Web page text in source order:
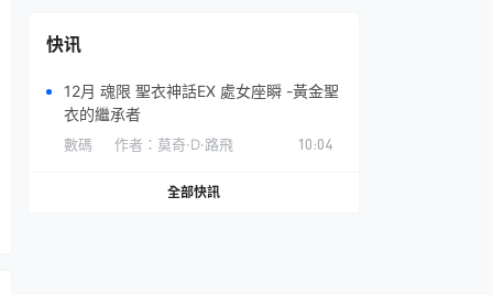
快讯
12月 魂限 聖衣神話EX 處女座瞬 -黃金聖
衣的繼承者
數碼 作者： 莫奇·D·路飛 10:04
全部快訊